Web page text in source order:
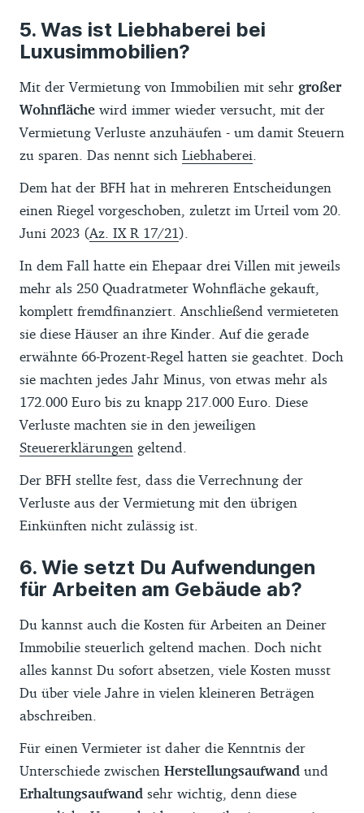
Was ist Liebhaberei bei
Luxusimmobilien?
Mit der Vermietung von Immobilien mit sehr großer
Wohnfläche wird immer wieder versucht, mit der
Vermietung Verluste anzuhäufen - um damit Steuern
zu sparen. Das nennt sich Liebhaberei
Dem hat der BFH hat in mehreren Entscheidungen
einen Riegel vorgeschoben, zuletzt im Urteil vom 20.
Juni 2023 (Az. IX R 17/21).
In dem Fall hatte ein Ehepaar drei Villen mit jeweils
mehr als 250 Quadratmeter Wohnfläche gekauft,
komplett fremdfinanziert. Anschließend vermieteten
sie diese Häuser an ihre Kinder. Auf die gerade
erwähnte 66-Prozent-Regel hatten sie geachtet. Doch
sie machten jedes Jahr Minus, von etwas mehr als
172.000 Euro bis zu knapp 217.000 Euro. Diese
Verluste machten sie in den jeweiligen
Steuererklärungen geltend.
Der BFH stellte fest, dass die Verrechnung der
Verluste aus der Vermietung mit den übrigen
Einkünften nicht zulässig ist.
Wie setzt Du Aufwendungen
für Arbeiten am Gebäude ab?
Du kannst auch die Kosten für Arbeiten an Deiner
Immobilie steuerlich geltend machen. Doch nicht
alles kannst Du sofort absetzen, viele Kosten musst
Du über viele Jahre in vielen kleineren Beträgen
abschreiben.
Für einen Vermieter ist daher die Kenntnis der
Unterschiede zwischen Herstellungsaufwand und
Erhaltungsaufwand sehr wichtig, denn diese